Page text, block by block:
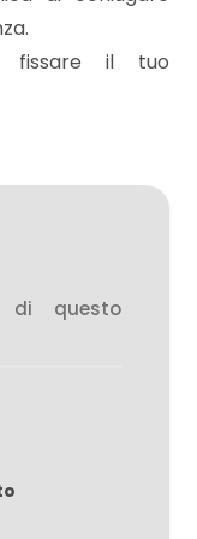
fissare il tuo
di questo